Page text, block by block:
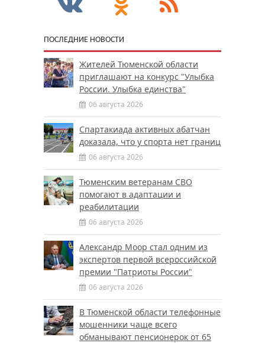
ПОСЛЕДНИЕ НОВОСТИ
Жителей Тюменской области
приглашают на конкурс "Улыбка
России. Улыбка единства"
06 августа 2026
Спартакиада активных абатчан
доказала, что у спорта нет границ
06 августа 2026
Тюменским ветеранам СВО
помогают в адаптации и
реабилитации
06 августа 2026
Александр Моор стал одним из
экспертов первой всероссийской
премии "Патриоты России"
06 августа 2026
В Тюменской области телефонные
мошенники чаще всего
обманывают пенсионерок от 65